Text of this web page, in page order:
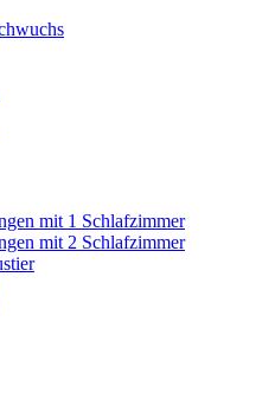
mit 1 Schlafzimmer
mit 2 Schlafzimmer